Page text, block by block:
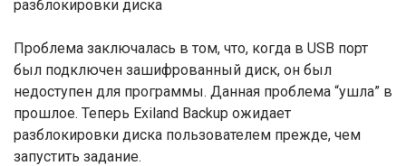
разблокировки диска
Проблема заключалась в том, что, когда в USB порт
был подключен зашифрованный диск, он был
недоступен для программы. Данная проблема “ушла” в
прошлое. Теперь Exiland Backup ожидает
разблокировки диска пользователем прежде, чем
запустить задание.